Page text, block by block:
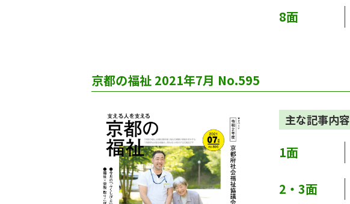
8面
京都の福祉 2021年7月 No.595
主な記事内容
1面
2・3面